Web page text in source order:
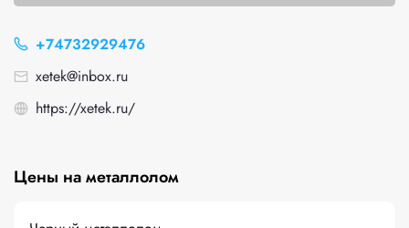
+74732929476
xetek@inbox.ru
https://xetek.ru/
Цены на металлолом